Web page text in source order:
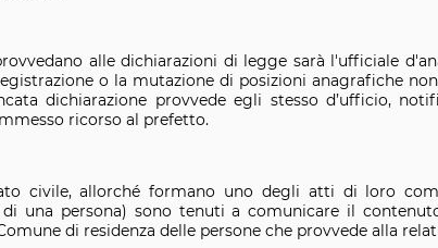
alle dichiarazioni di legge sarà l'ufficiale
o la mutazione di posizioni anagrafiche
dichiarazione provvede egli stesso d’ufficio,
ricorso al prefetto.
civile, allorché formano uno degli atti di loro
una persona) sono tenuti a comunicare il
di residenza delle persone che provvede alla